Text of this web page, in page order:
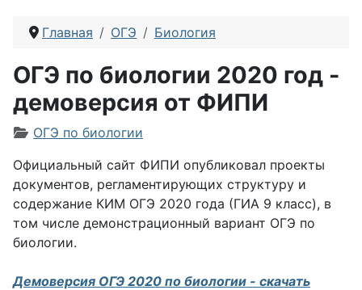
Главная ОГЭ Биология
ОГЭ по биологии 2020 год -
демоверсия от ФИПИ
Информация о материале
ОГЭ по биологии
Официальный сайт ФИПИ опубликовал проекты
документов, регламентирующих структуру и
содержание КИМ ОГЭ 2020 года (ГИА 9 класс), в
том числе демонстрационный вариант ОГЭ по
биологии.
Демоверсия ОГЭ 2020 по биологии - скачать